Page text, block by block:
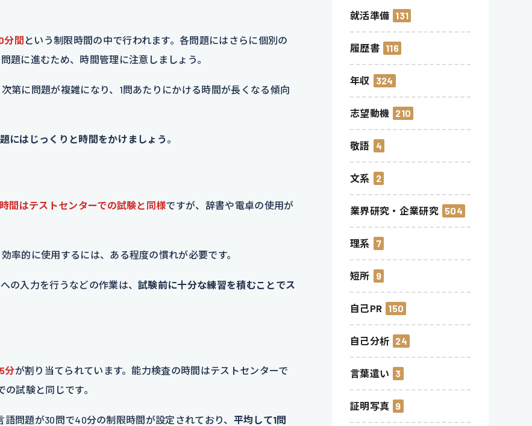
分間 という制限時間の中で行われます。各問題にはさらに個別の
題に進むため、時間管理に注意しましょう。
第に問題が複雑になり、1問あたりにかける時間が長くなる傾向
にはじっくりと時間をかけましょう 。
間はテストセンターでの試験と同様ですが、辞書や電卓の使用が
率的に使用するには、ある程度の慣れが必要です。
の入力を行うなどの作業は、試験前に十分な練習を積むことでス
分が割り当てられています。能力検査の時間はテストセンターで
試験と同じです。
問題が30問で40分の制限時間が設定されており、 平均して1問
就活準備 131
履歴書 116
年収 324
志望動機 210
敬語 4
文系 2
業界研究・企業研究 504
理系 7
短所 9
自己PR 150
自己分析 24
言葉遣い 3
証明写真 9